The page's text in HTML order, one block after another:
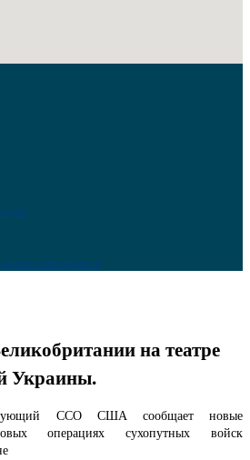
материалов
на театре
Украины.
ССО США сообщает новые
операциях сухопутных войск